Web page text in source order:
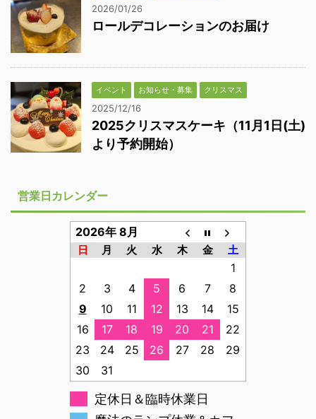
2026/01/26
ロールデコレーションのお届け
イベント お知らせ・募集 クリスマス
2025/12/16
2025クリスマスケーキ（11月1日(土)
より予約開始）
営業日カレンダー
2026年 8月
日 月 火 水 木 金 土
1
2
3 4 5 6 7
8
9
10 11 12 13 14
15
16
17 18 19 20 21
22
23
24 25 26 27 28
29
30
31
定休日＆臨時休業日